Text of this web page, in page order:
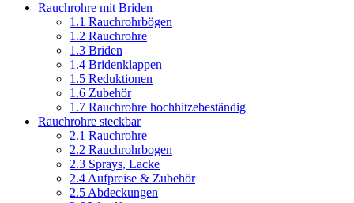
Rauchrohre mit Briden
1.1 Rauchrohrbögen
1.2 Rauchrohre
1.3 Briden
1.4 Bridenklappen
1.5 Reduktionen
1.6 Zubehör
1.7 Rauchrohre hochhitzebeständig
Rauchrohre steckbar
2.1 Rauchrohre
2.2 Rauchrohrbogen
2.3 Sprays, Lacke
2.4 Aufpreise & Zubehör
2.5 Abdeckungen